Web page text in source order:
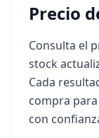
Precio
Consulta el
stock
Cada
compra
con